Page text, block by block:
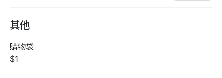
其他
購物袋
$1